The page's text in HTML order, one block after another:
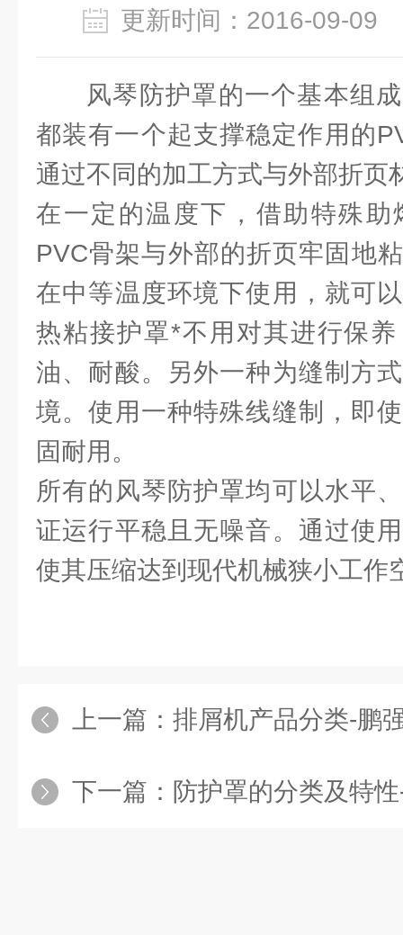
更新时间：2016-09-
风琴防护罩的一个基本组
都装有一个起支撑稳定作用的
通过不同的加工方式与外部折页
在一定的温度下，借助特殊助
PVC骨架与外部的折页牢固地
在中等温度环境下使用，就可
热粘接护罩*不用对其进行保
油、耐酸。另外一种为缝制方
境。使用一种特殊线缝制，即
固耐用。
所有的风琴防护罩均可以水平
证运行平稳且无噪音。通过使
使其压缩达到现代机械狭小工作
上一篇： 排屑机产品分类-鹏
下一篇： 防护罩的分类及特